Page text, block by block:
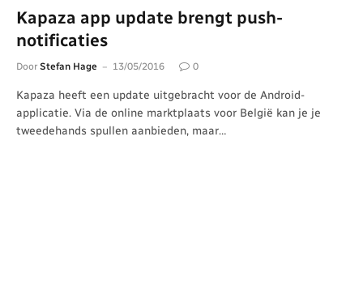
Kapaza app update brengt push-
notificaties
Door Stefan Hage 13/05/2016 0
Kapaza heeft een update uitgebracht voor de Android-
applicatie. Via de online marktplaats voor België kan je je
tweedehands spullen aanbieden, maar…